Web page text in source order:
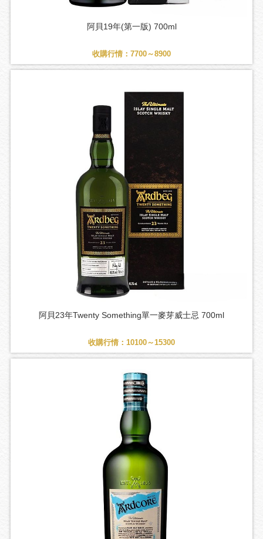
阿貝19年(第一版) 700ml
收購行情：7700～8900
阿貝23年Twenty Something單一麥芽威士忌 700ml
收購行情：10100～15300